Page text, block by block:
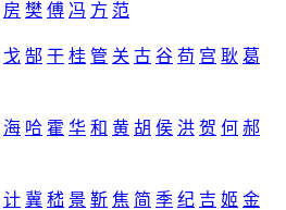
房 樊 傅 冯 方 范
戈 郜 干 桂 管 关 古 谷 苟 宫 耿 葛
海 哈 霍 华 和 黄 胡 侯 洪 贺 何 郝
计 冀 嵇 景 靳 焦 简 季 纪 吉 姬 金